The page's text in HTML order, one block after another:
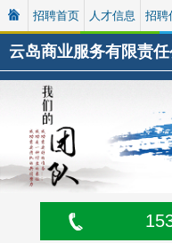
招聘首页 人才信息 招聘
云岛商业服务有限责任